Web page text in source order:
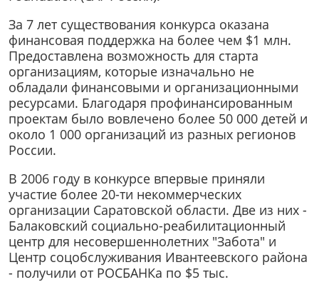
За 7 лет существования конкурса оказана
финансовая поддержка на более чем $1 млн.
Предоставлена возможность для старта
организациям, которые изначально не
обладали финансовыми и организационными
ресурсами. Благодаря профинансированным
проектам было вовлечено более 50 000 детей и
около 1 000 организаций из разных регионов
России.
В 2006 году в конкурсе впервые приняли
участие более 20-ти некоммерческих
организации Саратовской области. Две из них -
Балаковский социально-реабилитационный
центр для несовершеннолетних "Забота" и
Центр соцобслуживания Ивантеевского района
- получили от РОСБАНКа по $5 тыс.